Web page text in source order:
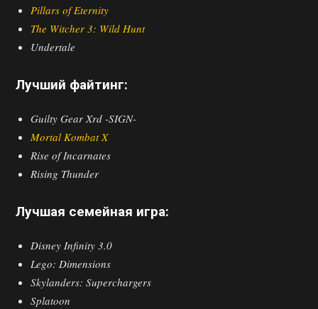
Pillars of Eternity
The Witcher 3: Wild Hunt
Undertale
Лучший файтинг:
Guilty Gear Xrd -SIGN-
Mortal Kombat X
Rise of Incarnates
Rising Thunder
Лучшая семейная игра:
Disney Infinity 3.0
Lego: Dimensions
Skylanders: Superchargers
Splatoon